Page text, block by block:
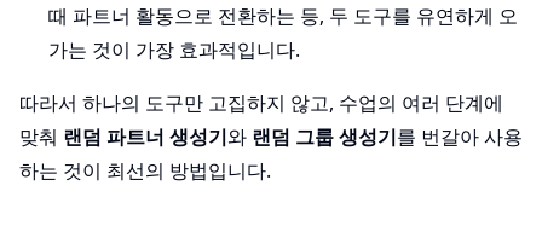
때 파트너 활동으로 전환하는 등, 두 도구를 유연하게 오
가는 것이 가장 효과적입니다.
따라서 하나의 도구만 고집하지 않고, 수업의 여러 단계에
맞춰 랜덤 파트너 생성기와 랜덤 그룹 생성기를 번갈아 사용
하는 것이 최선의 방법입니다.